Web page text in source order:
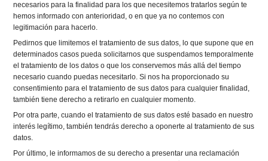
necesarios para la finalidad para los que necesitemos tratarlos según te
hemos informado con anterioridad, o en que ya no contemos con
legitimación para hacerlo.
Pedirnos que limitemos el tratamiento de sus datos, lo que supone que en
determinados casos pueda solicitarnos que suspendamos temporalmente
el tratamiento de los datos o que los conservemos más allá del tiempo
necesario cuando puedas necesitarlo. Si nos ha proporcionado su
consentimiento para el tratamiento de sus datos para cualquier finalidad,
también tiene derecho a retirarlo en cualquier momento.
Por otra parte, cuando el tratamiento de sus datos esté basado en nuestro
interés legítimo, también tendrás derecho a oponerte al tratamiento de sus
datos.
Por último, le informamos de su derecho a presentar una reclamación